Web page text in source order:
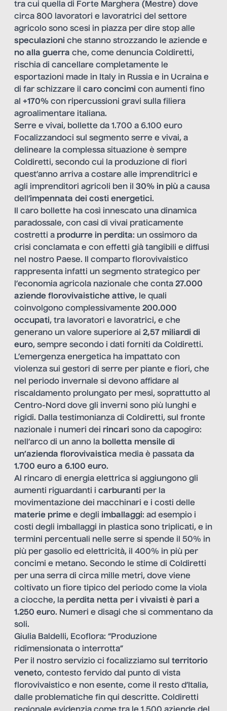
tra cui quella di Forte Marghera (Mestre) dove
circa 800 lavoratori e lavoratrici del settore
agricolo sono scesi in piazza per dire stop alle
speculazioni che stanno strozzando le aziende e
no alla guerra che, come denuncia Coldiretti,
rischia di cancellare completamente le
esportazioni made in Italy in Russia e in Ucraina e
di far schizzare il caro concimi con aumenti fino
al +170% con ripercussioni gravi sulla filiera
agroalimentare italiana.
Serre e vivai, bollette da 1.700 a 6.100 euro
Focalizzandoci sul segmento serre e vivai, a
delineare la complessa situazione è sempre
Coldiretti, secondo cui la produzione di fiori
quest’anno arriva a costare alle imprenditrici e
agli imprenditori agricoli ben il 30% in più a causa
dell’impennata dei costi energetici.
Il caro bollette ha così innescato una dinamica
paradossale, con casi di vivai praticamente
costretti a produrre in perdita: un ossimoro da
crisi conclamata e con effetti già tangibili e diffusi
nel nostro Paese. Il comparto florovivaistico
rappresenta infatti un segmento strategico per
l’economia agricola nazionale che conta 27.000
aziende florovivaistiche attive, le quali
coinvolgono complessivamente 200.000
occupati, tra lavoratori e lavoratrici, e che
generano un valore superiore ai 2,57 miliardi di
euro, sempre secondo i dati forniti da Coldiretti.
L’emergenza energetica ha impattato con
violenza sui gestori di serre per piante e fiori, che
nel periodo invernale si devono affidare al
riscaldamento prolungato per mesi, soprattutto al
Centro-Nord dove gli inverni sono più lunghi e
rigidi. Dalla testimonianza di Coldiretti, sul fronte
nazionale i numeri dei rincari sono da capogiro:
nell’arco di un anno la bolletta mensile di
un’azienda florovivaistica media è passata da
1.700 euro a 6.100 euro.
Al rincaro di energia elettrica si aggiungono gli
aumenti riguardanti i carburanti per la
movimentazione dei macchinari e i costi delle
materie prime e degli imballaggi: ad esempio i
costi degli imballaggi in plastica sono triplicati, e in
termini percentuali nelle serre si spende il 50% in
più per gasolio ed elettricità, il 400% in più per
concimi e metano. Secondo le stime di Coldiretti
per una serra di circa mille metri, dove viene
coltivato un fiore tipico del periodo come la viola
a ciocche, la perdita netta per i vivaisti è pari a
1.250 euro. Numeri e disagi che si commentano da
soli.
Giulia Baldelli, Ecoflora: “Produzione
ridimensionata o interrotta”
Per il nostro servizio ci focalizziamo sul territorio
veneto, contesto fervido dal punto di vista
florovivaistico e non esente, come il resto d’Italia,
dalle problematiche fin qui descritte. Coldiretti